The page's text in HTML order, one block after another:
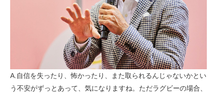
A.自信を失ったり、怖かったり、また取られるんじゃないかとい
う不安がずっとあって、気になりますね。ただラグビーの場合、